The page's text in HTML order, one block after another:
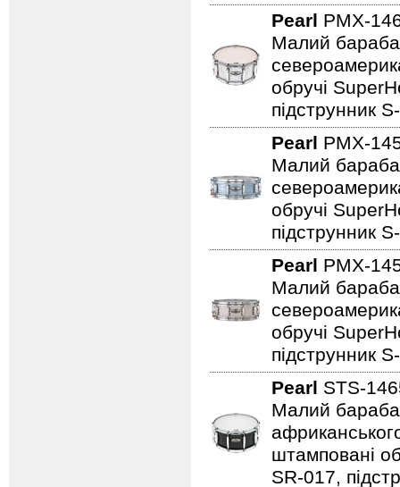
Pearl PMX-
Малий
обручі
підструнник
Pearl PMX-
Малий
обручі
підструнник
Pearl PMX-
Малий
обручі
підструнник
Pearl STS-
Малий
штамповані
SR-017,